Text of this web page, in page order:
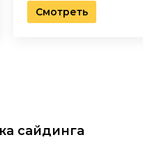
Смотреть
сайдинга